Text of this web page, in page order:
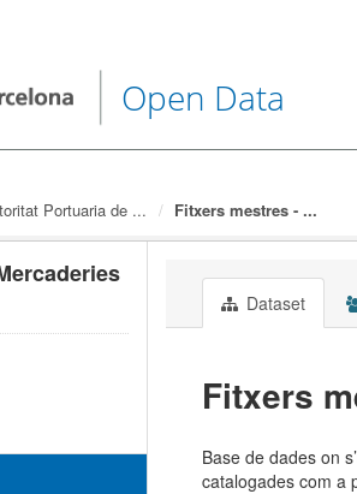
Open Data
Portuaria de ... Fitxers mestres - ...
Dataset
Fitxers
Base de dades on
catalogades com a